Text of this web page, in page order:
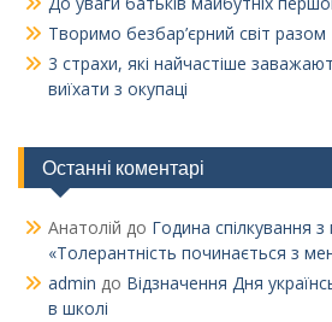
Творимо безбар’єрний світ разом
3 страхи, які найчастіше
виїхати з окупаці
Останні коментарі
Анатолій до Година спілкування
«Толерантність починається з
admin до Відзначення Дня
в школі